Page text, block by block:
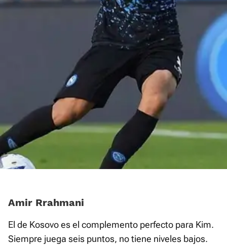
Amir Rrahmani
El de Kosovo es el complemento perfecto para Kim.
Siempre juega seis puntos, no tiene niveles bajos.